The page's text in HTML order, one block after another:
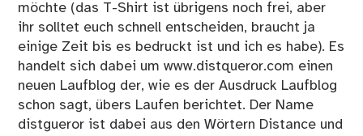
möchte (das T-Shirt ist übrigens noch frei, aber
ihr solltet euch schnell entscheiden, braucht ja
einige Zeit bis es bedruckt ist und ich es habe). Es
handelt sich dabei um www.distqueror.com einen
neuen Laufblog der, wie es der Ausdruck Laufblog
schon sagt, übers Laufen berichtet. Der Name
distgueror ist dabei aus den Wörtern Distance und